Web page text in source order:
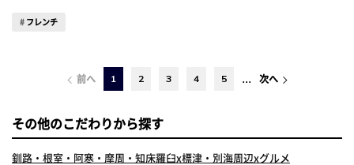
フレンチ
前へ 1 2 3 4 5 ... 次へ
その他のこだわりから探す
釧路・根室・阿寒・摩周・知床羅臼x標津・別海周辺xグルメ